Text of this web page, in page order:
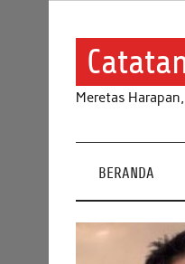
Meretas
BERANDA